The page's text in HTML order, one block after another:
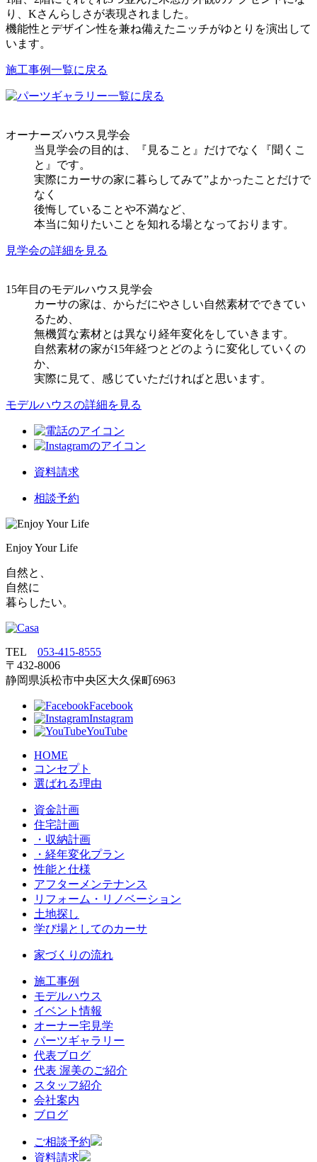
り、Kさんらしさが表現されました。
機能性とデザイン性を兼ね備えたニッチがゆとりを演出して
います。
施工事例一覧に戻る
オーナーズハウス見学会
当見学会の目的は、『見ること』だけでなく『聞くこ
と』です。
実際にカーサの家に暮らしてみて”よかったことだけで
なく
後悔していることや不満など、
本当に知りたいことを知れる場となっております。
見学会の詳細を見る
15年目のモデルハウス見学会
カーサの家は、からだにやさしい自然素材でできてい
るため、
無機質な素材とは異なり経年変化をしていきます。
自然素材の家が15年経つとどのように変化していくの
か、
実際に見て、感じていただければと思います。
モデルハウスの詳細を見る
資料請求
相談予約
Enjoy Your Life
自然と、
自然に
暮らしたい。
TEL 053‐415‐8555
〒432‐8006
静岡県浜松市中央区大久保町6963
Facebook
Instagram
YouTube
HOME
コンセプト
選ばれる理由
資金計画
住宅計画
・収納計画
・経年変化プラン
性能と仕様
アフターメンテナンス
リフォーム・リノベーション
土地探し
学び場としてのカーサ
家づくりの流れ
施工事例
モデルハウス
イベント情報
オーナー宅見学
パーツギャラリー
代表ブログ
代表 渥美のご紹介
スタッフ紹介
会社案内
ブログ
ご相談予約
資料請求